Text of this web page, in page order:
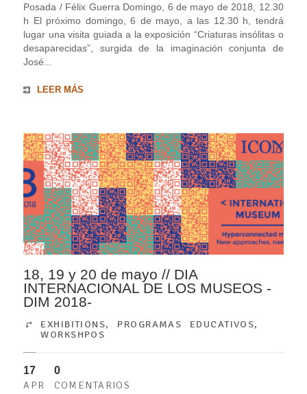
Posada / Félix Guerra Domingo, 6 de mayo de 2018, 12.30
h El próximo domingo, 6 de mayo, a las 12.30 h, tendrá
lugar una visita guiada a la exposición “Criaturas insólitas o
desaparecidas”, surgida de la imaginación conjunta de
José...
LEER MÁS
18, 19 y 20 de mayo // DIA
INTERNACIONAL DE LOS MUSEOS -
DIM 2018-
EXHIBITIONS, PROGRAMAS EDUCATIVOS,
WORKSHPOS
17
APR
0
COMENTARIOS